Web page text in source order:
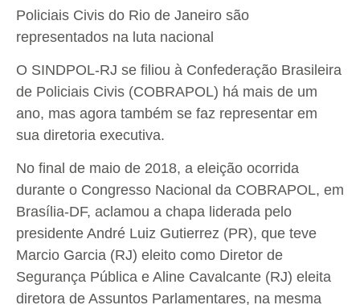
Policiais Civis do Rio de Janeiro são
representados na luta nacional
O SINDPOL-RJ se filiou à Confederação Brasileira
de Policiais Civis (COBRAPOL) há mais de um
ano, mas agora também se faz representar em
sua diretoria executiva.
No final de maio de 2018, a eleição ocorrida
durante o Congresso Nacional da COBRAPOL, em
Brasília-DF, aclamou a chapa liderada pelo
presidente André Luiz Gutierrez (PR), que teve
Marcio Garcia (RJ) eleito como Diretor de
Segurança Pública e Aline Cavalcante (RJ) eleita
diretora de Assuntos Parlamentares, na mesma